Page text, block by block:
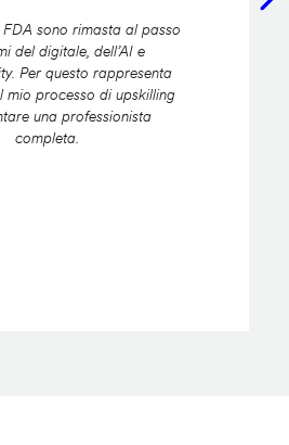
sono rimasta al passo
del digitale, dell’AI e
Per questo rappresenta
mio processo di upskilling
una professionista
completa.